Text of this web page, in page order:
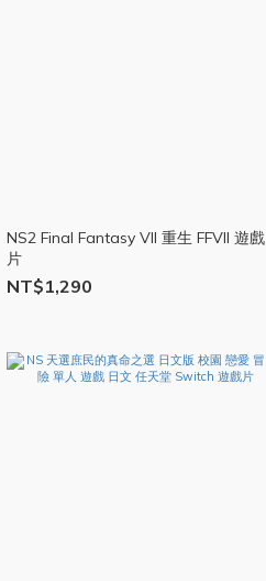
NS2 Final Fantasy VII 重生 FFVII 遊戲
片
NT$1,290